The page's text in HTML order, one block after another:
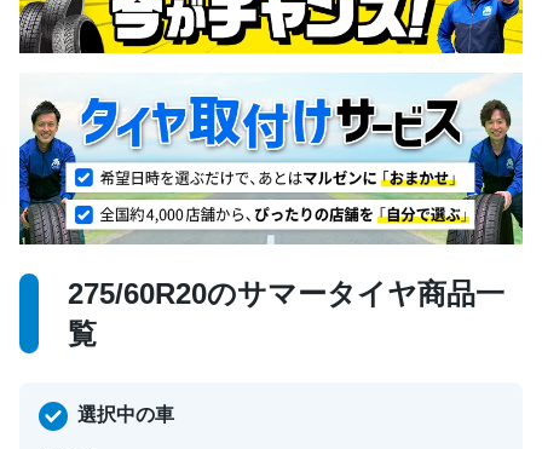
275/60R20のサマータイヤ商品一
覧
選択中の車